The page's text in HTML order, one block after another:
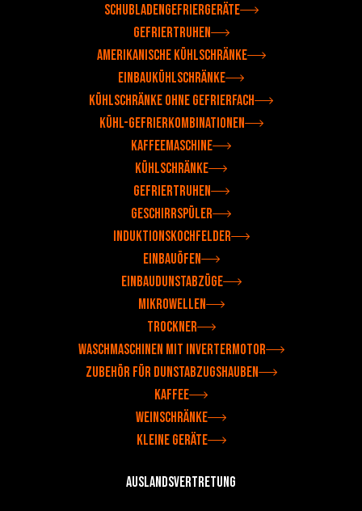
Schubladengefriergeräte
Gefriertruhen
Amerikanische Kühlschränke
Einbaukühlschränke
Kühlschränke ohne Gefrierfach
Kühl-Gefrierkombinationen
Kaffeemaschine
Kühlschränke
Gefriertruhen
Geschirrspüler
Induktionskochfelder
Einbauöfen
Einbaudunstabzüge
Mikrowellen
Trockner
Waschmaschinen mit Invertermotor
Zubehör für Dunstabzugshauben
Kaffee
Weinschränke
Kleine Geräte
Auslandsvertretung